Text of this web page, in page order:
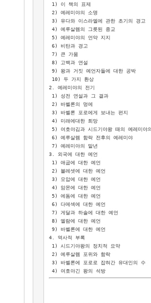
1) 이 책의
2) 예레미야의
3) 유다와 이스라엘에 관한 초기
4) 예루살렘의 그릇
5) 예레미야의 언약
6) 비탄과
7) 큰
8) 고백과
9) 왕과 거짓 예언자들에 대
10) 두 가지
2. 예레미야의
1) 성전 연설과 그
2) 바벨론의
3) 바벨론 포로에게 보내
4) 미래에대한
5) 여호야김과 시드기야왕 때의 예레미야
6) 예루살렘 함락 전후의 예
7) 예레미야의
3. 외국에 대한
1) 애굽에 대한
2) 블레셋에 대한
3) 모압에 대한
4) 암몬에 대한
5) 에돔에 대한
6) 다메섹에 대한
7) 게달과 하솔에 대
8) 엘람에 대한
9) 바벨론에 대한
4. 역사적
1) 시드기야왕의 정치
2) 예루살렘 포위와
3) 바벨론에 포로로 잡혀간 유대
4) 여호야긴 왕의